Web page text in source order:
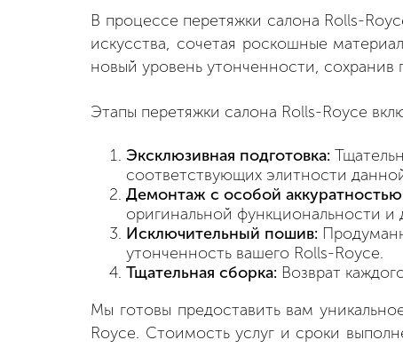
В процессе перетяжки салона Rolls-
искусства, сочетая роскошные
новый уровень утонченности,
Этапы перетяжки салона Rolls-Royce
Эксклюзивная подготовка:
соответствующих элитности
Демонтаж с особой
оригинальной функциональности и
Исключительный пошив:
утонченность вашего Rolls-Royce.
Тщательная сборка: Возврат
Мы готовы предоставить вам
Royce. Стоимость услуг и сроки